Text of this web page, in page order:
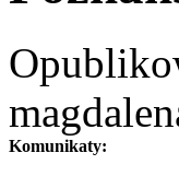
Komunikaty: